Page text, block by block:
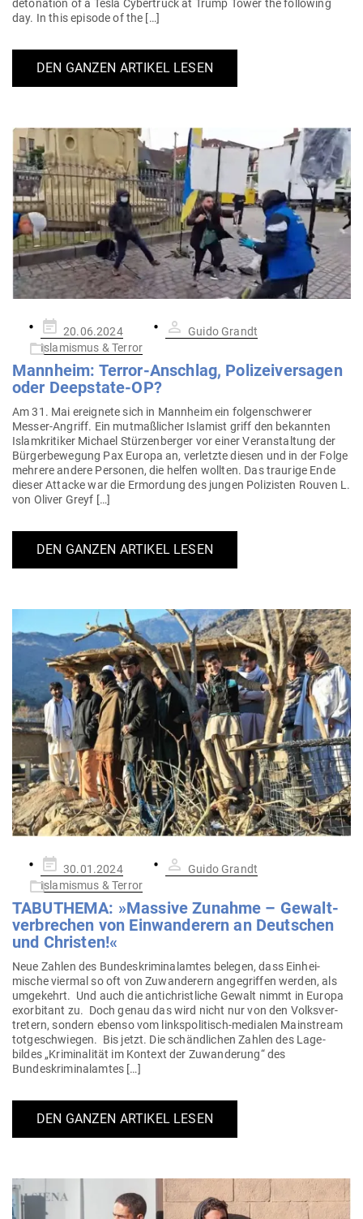
deto­nation of a Tesla Cyber­truck at Trump Tower the fol­lowing
day. In this episode of the […]
DEN GANZEN ARTIKEL LESEN
Gepostet
am
20.06.2024
Guido Grandt
Islamismus & Terror
Mannheim: Terror-Anschlag, Poli­zei­ver­sagen
oder Deepstate-OP?
Am 31. Mai ereignete sich in Mannheim ein fol­gen­schwerer
Messer-Angriff. Ein mut­maß­licher Islamist griff den bekannten
Islam­kri­tiker Michael Stür­zen­berger vor einer Ver­an­staltung der
Bür­ger­be­wegung Pax Europa an, ver­letzte diesen und in der Folge
mehrere andere Per­sonen, die helfen wollten. Das traurige Ende
dieser Attacke war die Ermordung des jungen Poli­zisten Rouven L.
von Oliver Greyf […]
DEN GANZEN ARTIKEL LESEN
Gepostet
am
30.01.2024
Guido Grandt
Islamismus & Terror
TABU­THEMA: »Massive Zunahme – Gewalt­
ver­brechen von Ein­wan­derern an Deut­schen
und Christen!«
Neue Zahlen des Bun­des­kri­mi­nal­amtes belegen, dass Ein­hei­
mische viermal so oft von Zuwan­derern ange­griffen werden, als
umge­kehrt. Und auch die anti­christ­liche Gewalt nimmt in Europa
exor­bitant zu. Doch genau das wird nicht nur von den Volks­ver­
tretern, sondern ebenso vom links­­po­­li­­tisch-medialen Main­stream
tot­ge­schwiegen. Bis jetzt. Die schänd­lichen Zahlen des Lage­
bildes „Kri­mi­na­lität im Kontext der Zuwan­derung“ des
Bundeskriminalamtes […]
DEN GANZEN ARTIKEL LESEN